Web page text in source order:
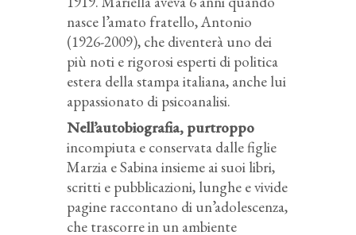
nasce l’amato fratello, Antonio
(1926-2009), che diventerà uno dei
più noti e rigorosi esperti di politica
estera della stampa italiana, anche lui
appassionato di psicoanalisi.
Nell’autobiografia, purtroppo
incompiuta e conservata dalle figlie
Marzia e Sabina insieme ai suoi libri,
scritti e pubblicazioni, lunghe e vivide
pagine raccontano di un’adolescenza,
che trascorre in un ambiente